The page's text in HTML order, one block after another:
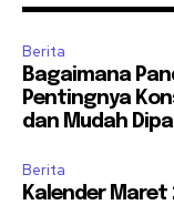
Berita
Bagaimana
Pentingnya
dan Mudah
Berita
Kalender Maret